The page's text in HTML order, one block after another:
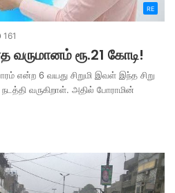
RE
161
வருமானம் ரூ.21 கோடி!
என்ற 6 வயது சிறுமி இவள் இந்த சிறு
வருகிறாள். அதில் போராமின்